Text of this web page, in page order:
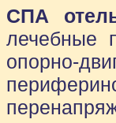
СПА
лечебные
опорно-